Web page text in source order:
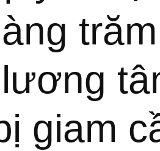
giam